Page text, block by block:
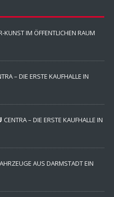
KUNST IM ÖFFENTLICHEN RAUM
– DIE ERSTE KAUFHALLE IN
CENTRA – DIE ERSTE KAUFHALLE IN
AUS DARMSTADT EIN